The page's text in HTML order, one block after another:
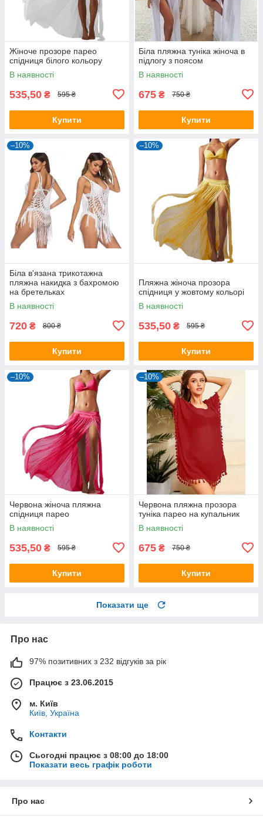
Жіноче прозоре парео
спідниця білого кольору
В наявності
535,50 ₴ 595 ₴
Купити
Біла пляжна туніка жіноча в
підлогу з поясом
В наявності
675 ₴ 750 ₴
Купити
–10%
Біла в'язана трикотажна
пляжна накидка з бахромою
на бретельках
В наявності
720 ₴ 800 ₴
Купити
–10%
Пляжна жіноча прозора
спідниця у жовтому кольорі
В наявності
535,50 ₴ 595 ₴
Купити
–10%
Червона жіноча пляжна
спідниця парео
В наявності
535,50 ₴ 595 ₴
Купити
–10%
Червона пляжна прозора
туніка парео на купальник
В наявності
675 ₴ 750 ₴
Купити
Показати ще
Про нас
97% позитивних з 232 відгуків за рік
Працює з 23.06.2015
м. Київ
Київ, Україна
Контакти
Сьогодні працює з 08:00 до 18:00
Показати весь графік роботи
Про нас